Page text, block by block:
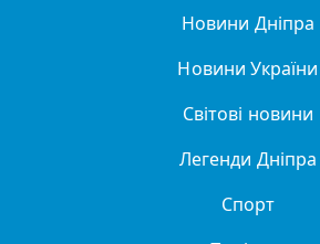
Новини Дніпра
Новини України
Світові новини
Легенди Дніпра
Спорт